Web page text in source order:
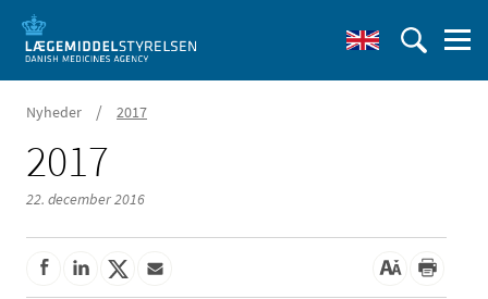
Nyheder / 2017
2017
22. december 2016